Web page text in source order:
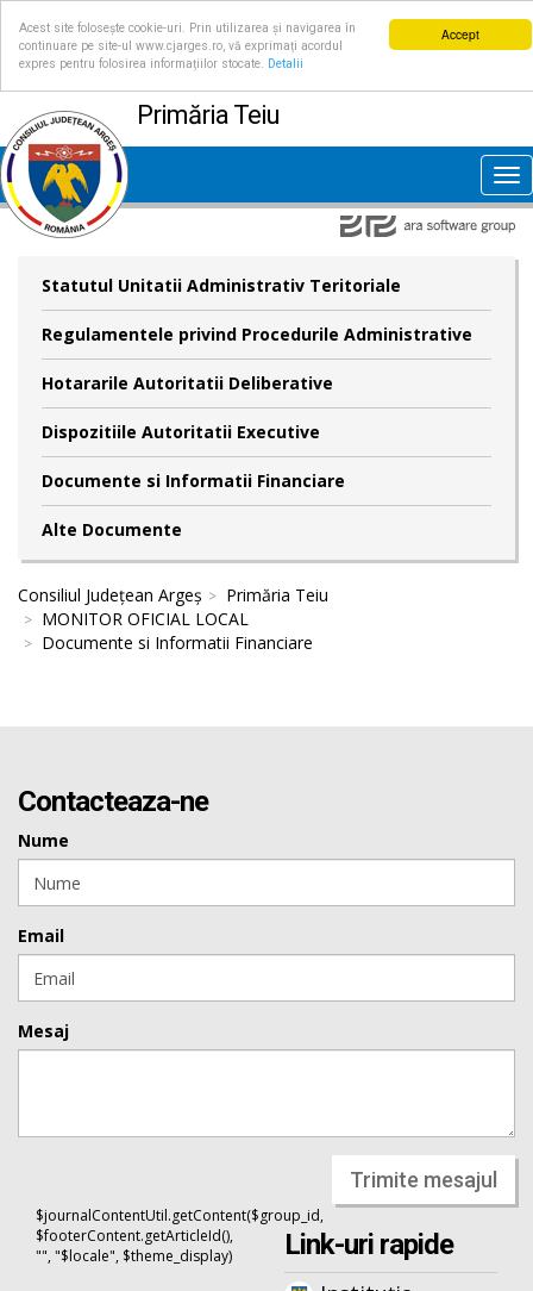
Accept
Acest site folosește cookie-uri. Prin utilizarea și navigarea în
continuare pe site-ul www.cjarges.ro, vă exprimați acordul
expres pentru folosirea informațiilor stocate.
Detalii
Primăria Teiu
Statutul Unitatii Administrativ Teritoriale
Regulamentele privind Procedurile Administrative
Hotararile Autoritatii Deliberative
Dispozitiile Autoritatii Executive
Documente si Informatii Financiare
Alte Documente
Consiliul Județean Argeș
Primăria Teiu
MONITOR OFICIAL LOCAL
Documente si Informatii Financiare
Contacteaza-ne
Nume
Email
Mesaj
Trimite mesajul
$journalContentUtil.getContent($group_id,
$footerContent.getArticleId(),
"", "$locale", $theme_display)
Link-uri rapide